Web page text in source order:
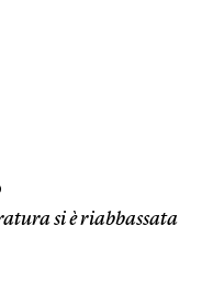
si è riabbassata